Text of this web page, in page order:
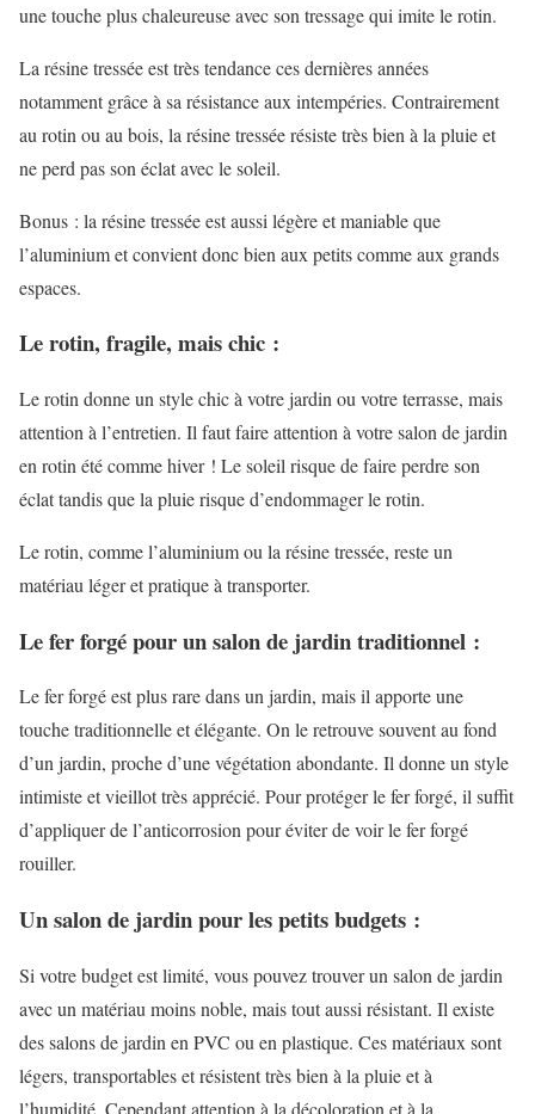
une touche plus chaleureuse avec son tressage qui imite le rotin.
La résine tressée est très tendance ces dernières années
notamment grâce à sa résistance aux intempéries. Contrairement
au rotin ou au bois, la résine tressée résiste très bien à la pluie et
ne perd pas son éclat avec le soleil.
Bonus : la résine tressée est aussi légère et maniable que
l’aluminium et convient donc bien aux petits comme aux grands
espaces.
Le rotin, fragile, mais chic :
Le rotin donne un style chic à votre jardin ou votre terrasse, mais
attention à l’entretien. Il faut faire attention à votre salon de jardin
en rotin été comme hiver ! Le soleil risque de faire perdre son
éclat tandis que la pluie risque d’endommager le rotin.
Le rotin, comme l’aluminium ou la résine tressée, reste un
matériau léger et pratique à transporter.
Le fer forgé pour un salon de jardin traditionnel :
Le fer forgé est plus rare dans un jardin, mais il apporte une
touche traditionnelle et élégante. On le retrouve souvent au fond
d’un jardin, proche d’une végétation abondante. Il donne un style
intimiste et vieillot très apprécié. Pour protéger le fer forgé, il suffit
d’appliquer de l’anticorrosion pour éviter de voir le fer forgé
rouiller.
Un salon de jardin pour les petits budgets :
Si votre budget est limité, vous pouvez trouver un salon de jardin
avec un matériau moins noble, mais tout aussi résistant. Il existe
des salons de jardin en PVC ou en plastique. Ces matériaux sont
légers, transportables et résistent très bien à la pluie et à
l’humidité. Cependant attention à la décoloration et à la